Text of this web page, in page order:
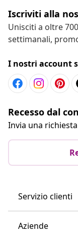
Iscriviti alla
Unisciti a oltre
settimanali,
I nostri account
Recesso dal
Invia una
Servizio clienti
Aziende